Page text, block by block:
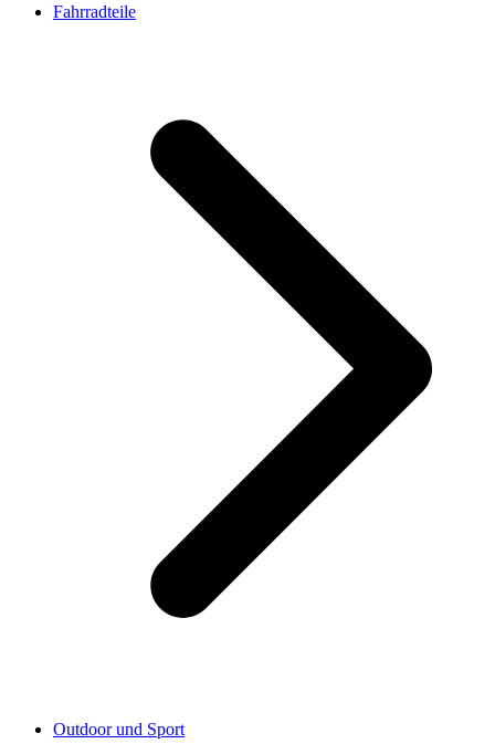
Fahrradteile
Outdoor und Sport